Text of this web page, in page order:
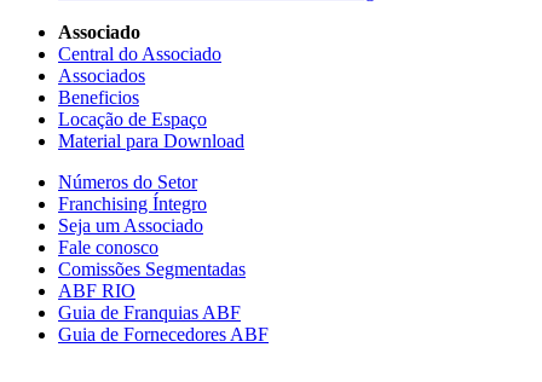
Associado
Central do Associado
Associados
Beneficios
Locação de Espaço
Material para Download
Números do Setor
Franchising Íntegro
Seja um Associado
Fale conosco
Comissões Segmentadas
ABF RIO
Guia de Franquias ABF
Guia de Fornecedores ABF